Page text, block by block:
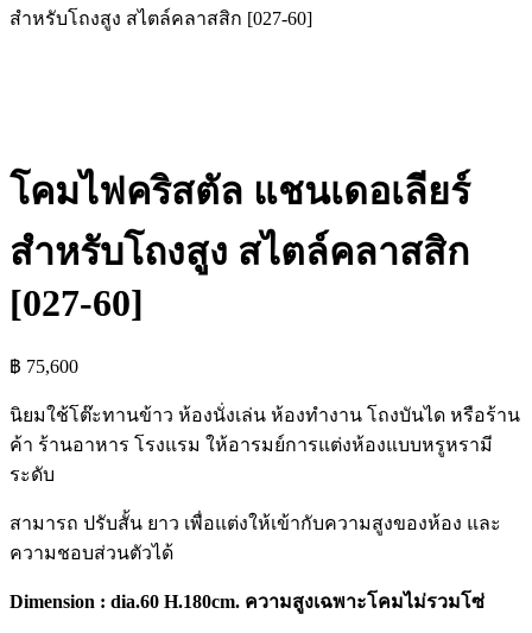
สำหรับโถงสูง สไตล์คลาสสิก [027-60]
โคมไฟคริสตัล แชนเดอเลียร์
สำหรับโถงสูง สไตล์คลาสสิก
[027-60]
฿ 75,600
นิยมใช้โต๊ะทานข้าว ห้องนั่งเล่น ห้องทำงาน โถงบันได หรือร้าน
ค้า ร้านอาหาร โรงแรม ให้อารมย์การแต่งห้องแบบหรูหรามี
ระดับ
สามารถ ปรับสั้น ยาว เพื่อแต่งให้เข้ากับความสูงของห้อง และ
ความชอบส่วนตัวได้
Dimension : dia.60 H.180cm. ความสูงเฉพาะโคมไม่รวมโซ่